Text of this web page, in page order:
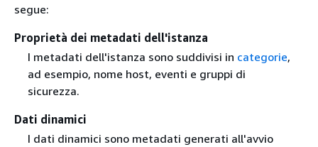
segue:
Proprietà dei metadati dell'istanza
I metadati dell'istanza sono suddivisi in categorie,
ad esempio, nome host, eventi e gruppi di
sicurezza.
Dati dinamici
I dati dinamici sono metadati generati all'avvio